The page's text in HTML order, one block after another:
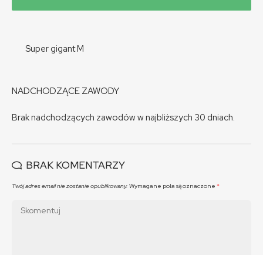
Super gigant M
NADCHODZĄCE ZAWODY
Brak nadchodzących zawodów w najbliższych 30 dniach.
BRAK KOMENTARZY
Twój adres email nie zostanie opublikowany. Wymagane pola są oznaczone *